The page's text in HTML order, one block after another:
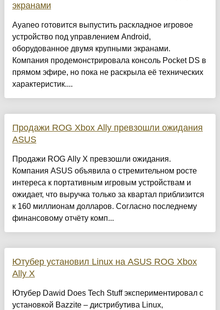
экранами
Ayaneo готовится выпустить раскладное игровое
устройство под управлением Android,
оборудованное двумя крупными экранами.
Компания продемонстрировала консоль Pocket DS в
прямом эфире, но пока не раскрыла её технических
характеристик....
Продажи ROG Xbox Ally превзошли ожидания
ASUS
Продажи ROG Ally X превзошли ожидания.
Компания ASUS объявила о стремительном росте
интереса к портативным игровым устройствам и
ожидает, что выручка только за квартал приблизится
к 160 миллионам долларов. Согласно последнему
финансовому отчёту комп...
Ютубер установил Linux на ASUS ROG Xbox
Ally X
Ютубер Dawid Does Tech Stuff экспериментировал с
установкой Bazzite – дистрибутива Linux,